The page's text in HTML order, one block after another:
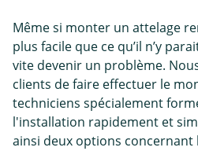
Même si monter un attelage
plus facile que ce qu’il n’y
vite devenir un problème.
clients de faire effectuer le
techniciens spécialement
l'installation rapidement et
ainsi deux options concernant